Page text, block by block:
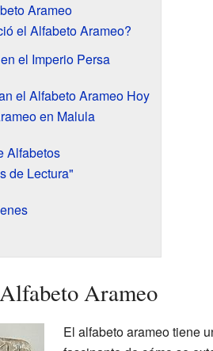
Arameo
el Alfabeto Arameo?
el Imperio Persa
el Alfabeto Arameo Hoy
en Malula
Alfabetos
de Lectura"
Arameo
El alfabeto arameo tiene